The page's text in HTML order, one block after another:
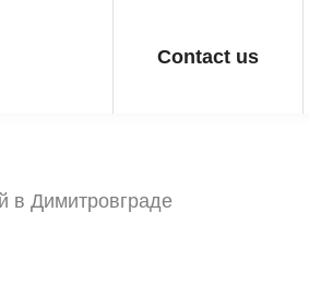
Contact us
в Димитровграде